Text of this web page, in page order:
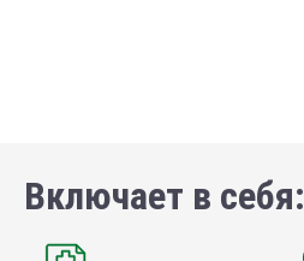
Включает в себя: